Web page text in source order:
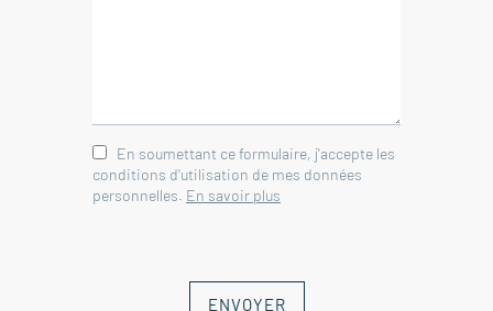
--- Climatisation réversible
--- Intimité préservée
--- Tout-à-l’égout
--- Arrosage automatique
En soumettant ce formulaire, j'accepte les
conditions d'utilisation de mes données
personnelles. En savoir plus
ENVOYER